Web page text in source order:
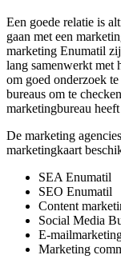
Een goede relatie is
gaan met een
marketing Enumatil
lang samenwerkt met
om goed onderzoek
bureaus om te
marketingbureau
De marketing
marketingkaart
SEA Enumatil
SEO Enumatil
Content
Social Media
E-
Marketing